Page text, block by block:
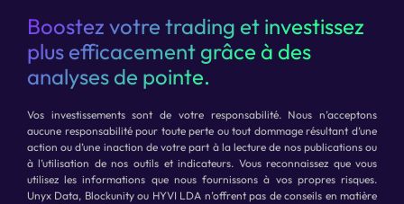
Boostez votre trading et investissez
plus efficacement grâce à des
analyses de pointe.
Vos investissements sont de votre responsabilité. Nous n’acceptons
aucune responsabilité pour toute perte ou tout dommage résultant d’une
action ou d’une inaction de votre part à la lecture de nos publications ou
à l’utilisation de nos outils et indicateurs. Vous reconnaissez que vous
utilisez les informations que nous fournissons à vos propres risques.
Unyx Data, Blockunity ou HYVI LDA n’offrent pas de conseils en matière